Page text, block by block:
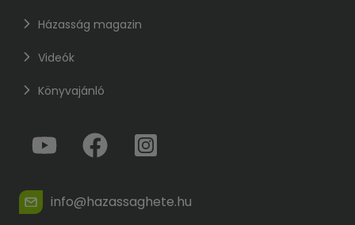
Házasság magazin
Videók
Könyvajánló
info@hazassaghete.hu